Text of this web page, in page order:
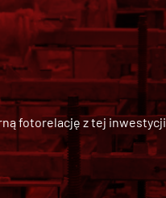
fotorelację z tej inwestycji.